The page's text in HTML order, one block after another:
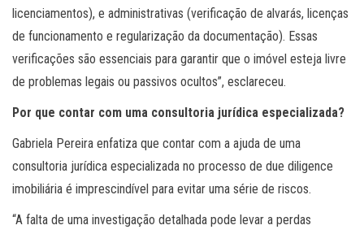
licenciamentos), e administrativas (verificação de alvarás, licenças
de funcionamento e regularização da documentação). Essas
verificações são essenciais para garantir que o imóvel esteja livre
de problemas legais ou passivos ocultos”, esclareceu.
Por que contar com uma consultoria jurídica especializada?
Gabriela Pereira enfatiza que contar com a ajuda de uma
consultoria jurídica especializada no processo de due diligence
imobiliária é imprescindível para evitar uma série de riscos.
“A falta de uma investigação detalhada pode levar a perdas